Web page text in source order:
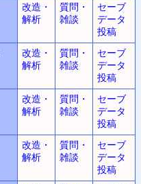
改造・
解析
質問・
雑談
セーブ
データ
投稿
改造・
解析
質問・
雑談
セーブ
データ
投稿
改造・
解析
質問・
雑談
セーブ
データ
投稿
改造・
解析
質問・
雑談
セーブ
データ
投稿